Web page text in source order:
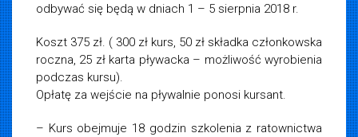
odbywać się będą w dniach 1 – 5 sierpnia 2018 r.
Koszt 375 zł. ( 300 zł kurs, 50 zł składka członkowska
roczna, 25 zł karta pływacka – możliwość wyrobienia
podczas kursu).
Opłatę za wejście na pływalnie ponosi kursant.
– Kurs obejmuje 18 godzin szkolenia z ratownictwa